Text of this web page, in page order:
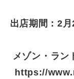
出店期間：2
メゾン・ラ
https://